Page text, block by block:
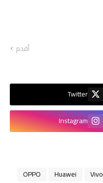
أقدم
Twitter
Instagram
Vivo
Huawei
OPPO